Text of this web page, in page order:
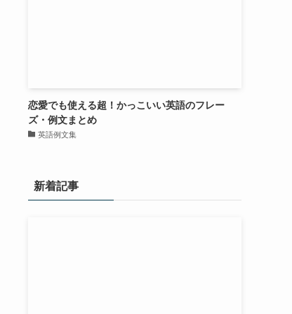
恋愛でも使える超！かっこいい英語のフレー
ズ・例文まとめ
英語例文集
新着記事